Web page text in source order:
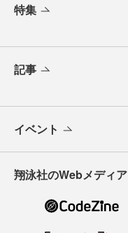
特集
記事
イベント
翔泳社のWebメディア